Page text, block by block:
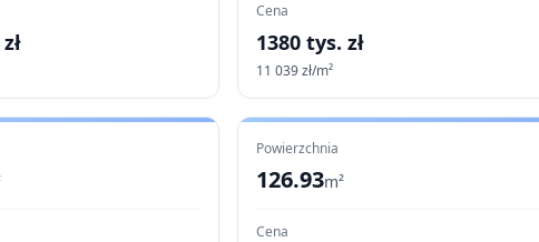
Cena
1380 tys. zł
11 039zł/m²
Powierzchnia
126.93m²
Cena